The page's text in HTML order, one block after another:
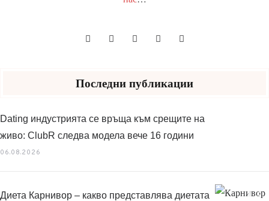
Последни публикации
Dating индустрията се връща към срещите на
живо: ClubR следва модела вече 16 години
06.08.2026
Диета Карнивор – какво представлява диетата